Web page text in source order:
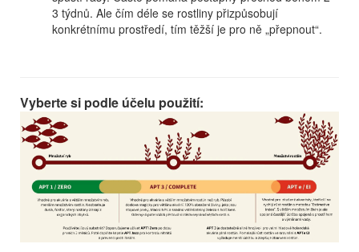
3 týdnů. Ale čím déle se rostliny přizpůsobují
konkrétnímu prostředí, tím těžší je pro ně „přepnout“.
Vyberte si podle účelu použití: